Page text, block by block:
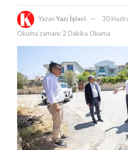
Yazan Yazı İşleri
30
Okuma zamanı: 2 Dakika Okuma